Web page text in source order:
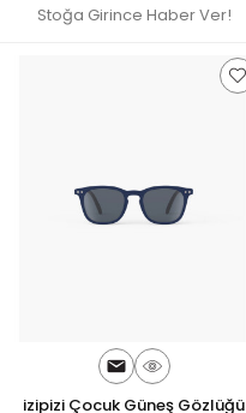
Stoğa Girince Haber Ver!
izipizi Çocuk Güneş Gözlüğü